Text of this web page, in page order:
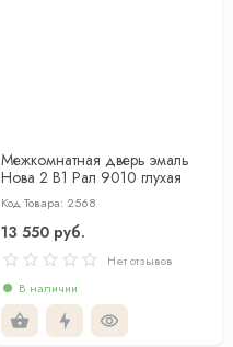
Межкомнатная дверь эмаль
Нова 2 В1 Рал 9010 глухая
Код Товара: 2568
13 550 руб.
Нет отзывов
В наличии